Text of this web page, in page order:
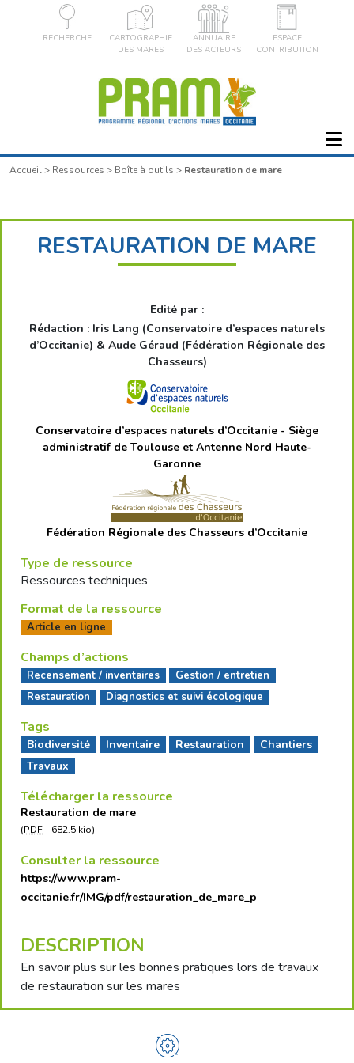
RECHERCHE
CARTOGRAPHIE
DES MARES
ANNUAIRE
DES ACTEURS
ESPACE
CONTRIBUTION
Accueil> Ressources > Boîte à outils > Restauration de mare
RESTAURATION DE MARE
Edité par :
Rédaction : Iris Lang (Conservatoire d’espaces naturels
d’Occitanie) & Aude Géraud (Fédération Régionale des
Chasseurs)
Conservatoire d’espaces naturels d’Occitanie - Siège
administratif de Toulouse et Antenne Nord Haute-
Garonne
Fédération Régionale des Chasseurs d’Occitanie
Type de ressource
Ressources techniques
Format de la ressource
Article en ligne
Champs d’actions
Recensement / inventaires
Gestion / entretien
Restauration
Diagnostics et suivi écologique
Tags
Biodiversité Inventaire Restauration
Chantiers
Travaux
Télécharger la ressource
Restauration de mare
(PDF - 682.5 kio)
Consulter la ressource
https://www.pram-
occitanie.fr/IMG/pdf/restauration_de_mare_p
DESCRIPTION
En savoir plus sur les bonnes pratiques lors de travaux
de restauration sur les mares